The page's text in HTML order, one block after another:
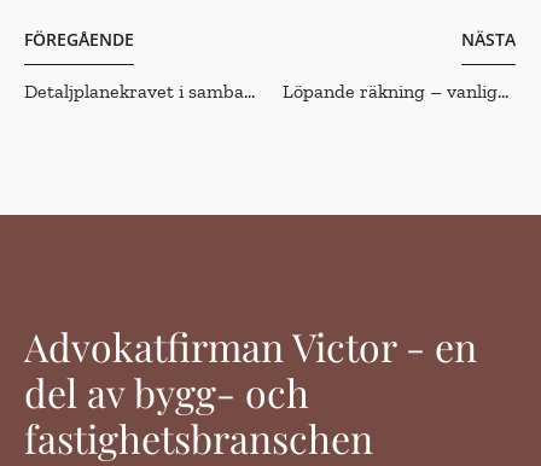
FÖREGÅENDE
Detaljplanekravet i samband med prövning av ansökan om bygglov eller förhandsbesked
NÄSTA
Löpande räkning – vanliga tvistefrågor
Advokatfirman Victor - en
del av bygg- och
fastighetsbranschen